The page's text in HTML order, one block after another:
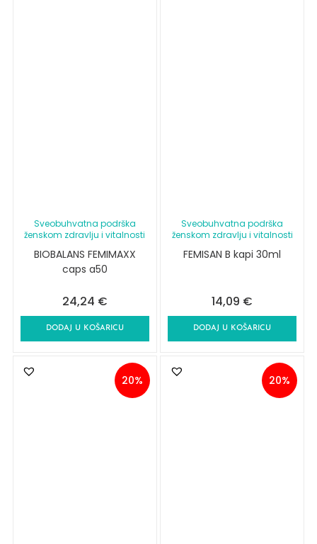
Sveobuhvatna podrška
ženskom zdravlju i vitalnosti
BIOBALANS FEMIMAXX
caps a50
24,24 €
DODAJ U KOŠARICU
Sveobuhvatna podrška
ženskom zdravlju i vitalnosti
FEMISAN B kapi 30ml
14,09 €
DODAJ U KOŠARICU
20% 20%